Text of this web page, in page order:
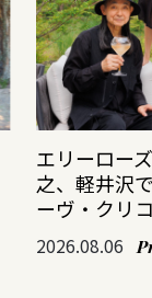
エリーロー
之、軽井沢
ーヴ・クリ
2026.08.06